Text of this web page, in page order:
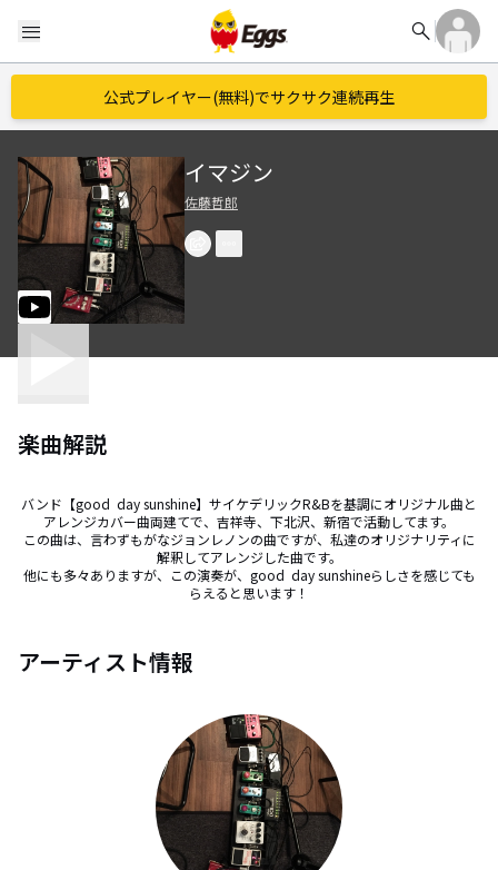
menu search
公式プレイヤー(無料)でサクサク連続再生
イマジン
佐藤哲郎
楽曲解説
バンド【good  day sunshine】サイケデリックR&Bを基調にオリジナル曲と
アレンジカバー曲両建てで、吉祥寺、下北沢、新宿で活動してます。
この曲は、言わずもがなジョンレノンの曲ですが、私達のオリジナリティに
解釈してアレンジした曲です。
他にも多々ありますが、この演奏が、good  day sunshineらしさを感じても
らえると思います！
アーティスト情報